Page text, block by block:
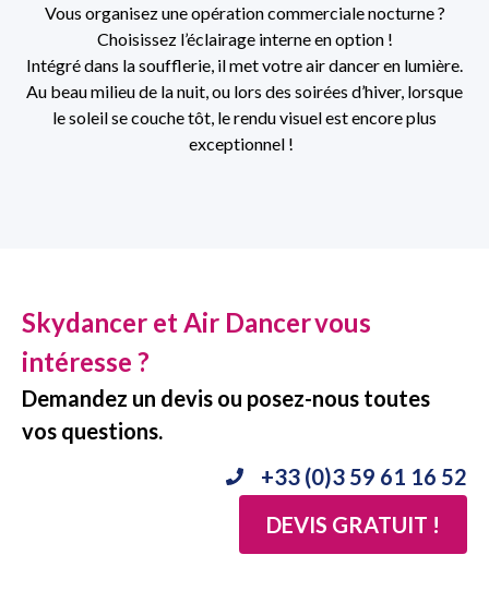
Vous organisez une opération commerciale nocturne ?
Choisissez l’éclairage interne en option !
Intégré dans la soufflerie, il met votre air dancer en lumière.
Au beau milieu de la nuit, ou lors des soirées d’hiver, lorsque
le soleil se couche tôt, le rendu visuel est encore plus
exceptionnel !
Skydancer et Air Dancervous
intéresse ?
Demandez un devis ou posez-nous toutes
vos questions.
+33 (0)3 59 61 16 52
DEVIS GRATUIT !